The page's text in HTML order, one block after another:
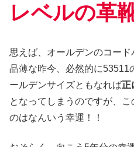
レベルの革
思えば、オールデンのコー
品薄な昨今、必然的に53511
ールデンサイズともなれば正
となってしまうのですが、
のはなんいう幸運！！